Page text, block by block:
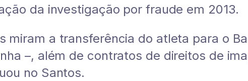
da investigação por fraude em 2013.
miram a transferência do atleta para o
–, além de contratos de direitos de
no Santos.